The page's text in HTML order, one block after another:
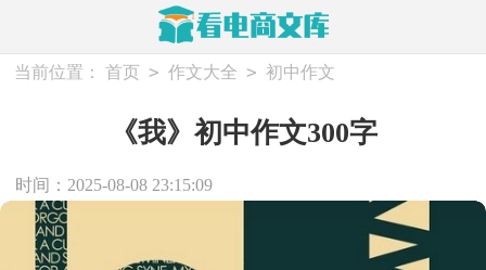
当前位置： 首页 > 作文大全 > 初中作文
《我》初中作文300字
时间：2025-08-08 23:15:09